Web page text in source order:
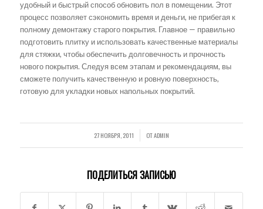
удобный и быстрый способ обновить пол в помещении. Этот
процесс позволяет сэкономить время и деньги, не прибегая к
полному демонтажу старого покрытия. Главное — правильно
подготовить плитку и использовать качественные материалы
для стяжки, чтобы обеспечить долговечность и прочность
нового покрытия. Следуя всем этапам и рекомендациям, вы
сможете получить качественную и ровную поверхность,
готовую для укладки новых напольных покрытий.
27 НОЯБРЯ, 2011
/ ОТADMIN
ПОДЕЛИТЬСЯ ЗАПИСЬЮ